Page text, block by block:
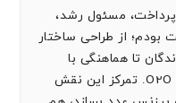
مسئول رشد،
از طراحی ساختار
تا هماهنگی با
تیم‌های دیجی‌کالا برای سرویس‌های O2O. تمرکز این نقش